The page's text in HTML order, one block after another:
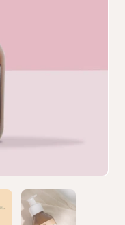
2 diapositiva 3
Mostrar